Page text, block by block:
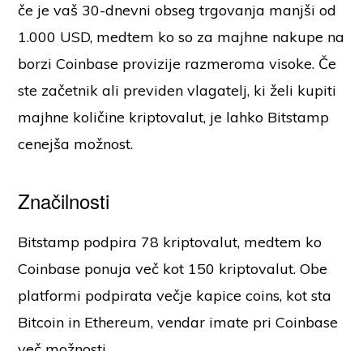
če je vaš 30-dnevni obseg trgovanja manjši od
1.000 USD, medtem ko so za majhne nakupe na
borzi Coinbase provizije razmeroma visoke. Če
ste začetnik ali previden vlagatelj, ki želi kupiti
majhne količine kriptovalut, je lahko Bitstamp
cenejša možnost.
Značilnosti
Bitstamp podpira 78 kriptovalut, medtem ko
Coinbase ponuja več kot 150 kriptovalut. Obe
platformi podpirata večje kapice coins, kot sta
Bitcoin in Ethereum, vendar imate pri Coinbase